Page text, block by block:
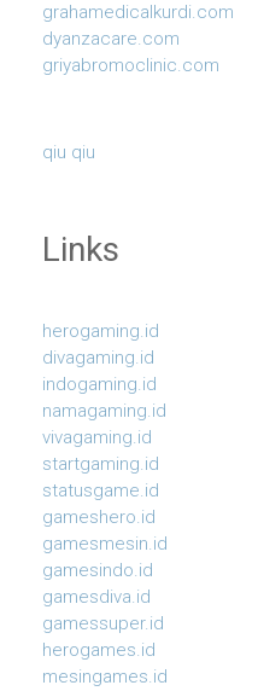
grahamedicalkurdi.com
dyanzacare.com
griyabromoclinic.com
qiu qiu
Links
herogaming.id
divagaming.id
indogaming.id
namagaming.id
vivagaming.id
startgaming.id
statusgame.id
gameshero.id
gamesmesin.id
gamesindo.id
gamesdiva.id
gamessuper.id
herogames.id
mesingames.id